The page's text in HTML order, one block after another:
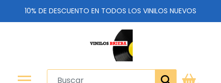
10% DE DESCUENTO EN TODOS LOS VINILOS NUEVOS